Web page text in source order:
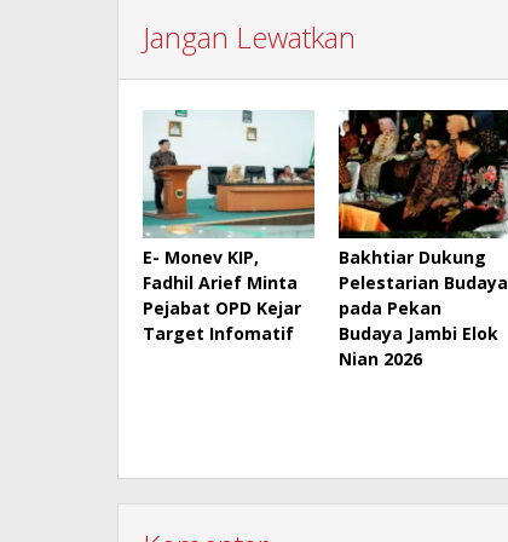
Jangan Lewatkan
E- Monev KIP,
Fadhil Arief Minta
Pejabat OPD Kejar
Target Infomatif
Bakhtiar Dukung
Pelestarian Budaya
pada Pekan
Budaya Jambi Elok
Nian 2026